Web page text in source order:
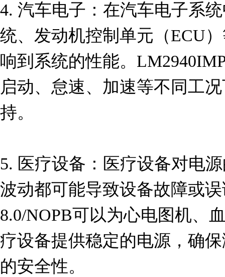
4. 汽车电子：在汽车电子系
统、发动机控制单元（ECU
响到系统的性能。
启动、怠速、加速等不同工
持。
5. 医疗设备：医疗设备对电
波动都可能导致设备故障或
8.0/NOPB可以为心电图机、
疗设备提供稳定的电源，确
的安全性。